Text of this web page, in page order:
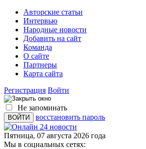
Авторские статьи
Интервью
Народные новости
Добавить на сайт
Команда
О сайте
Партнеры
Карта сайта
Регистрация Войти
Не запоминать
восстановить пароль
Пятница, 07 августа 2026 года
Мы в социальных сетях: